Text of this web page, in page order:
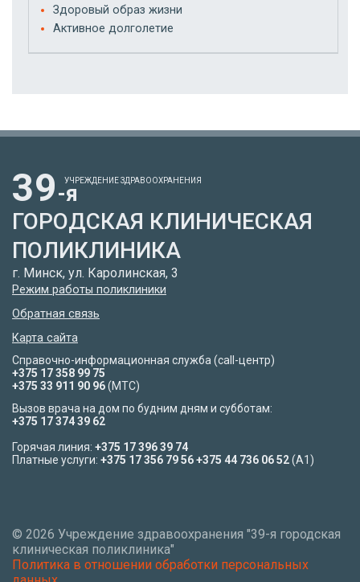
Здоровый образ жизни
Активное долголетие
39-я
УЧРЕЖДЕНИЕ ЗДРАВООХРАНЕНИЯ
ГОРОДСКАЯ КЛИНИЧЕСКАЯ
ПОЛИКЛИНИКА
г. Минск, ул. Каролинская, 3
Режим работы поликлиники
Обратная связь
Карта сайта
Справочно-информационная служба (call-центр)
+375 17 358 99 75
+375 33 911 90 96(МТС)
Вызов врача на дом по будним дням и субботам:
+375 17 374 39 62
Горячая линия: +375 17 396 39 74
Платные услуги: +375 17 356 79 56+375 44 736 06 52(A1)
© 2026 Учреждение здравоохранения "39-я городская
клиническая поликлиника"
Политика в отношении обработки персональных